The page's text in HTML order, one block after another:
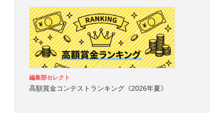
編集部セレクト
高額賞金コンテストランキング《2026年夏》